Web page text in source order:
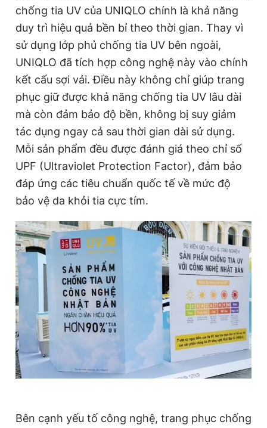
chống tia UV của UNIQLO chính là khả năng
duy trì hiệu quả bền bỉ theo thời gian. Thay vì
sử dụng lớp phủ chống tia UV bên ngoài,
UNIQLO đã tích hợp công nghệ này vào chính
kết cấu sợi vải. Điều này không chỉ giúp trang
phục giữ được khả năng chống tia UV lâu dài
mà còn đảm bảo độ bền, không bị suy giảm
tác dụng ngay cả sau thời gian dài sử dụng.
Mỗi sản phẩm đều được đánh giá theo chỉ số
UPF (Ultraviolet Protection Factor), đảm bảo
đáp ứng các tiêu chuẩn quốc tế về mức độ
bảo vệ da khỏi tia cực tím.
Bên cạnh yếu tố công nghệ, trang phục chống